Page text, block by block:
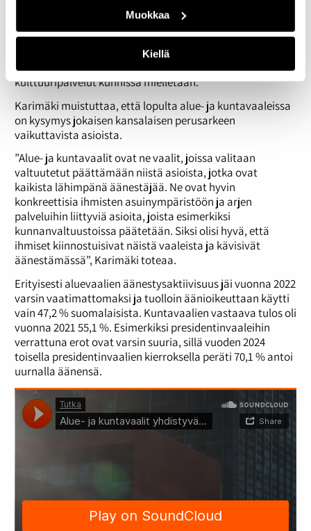
Muokkaa
Kiellä
”Ajattelisin, että nyt kun sosiaali- ja terveyspalveluihin
liittyvät kysymykset ovat aluevaalien aiheina,
kuntavaalikeskustelussa on enemmän tilaa käydä
kulttuuripoliittista keskustelua vähän laajemmin. Kuten
minkälaisena vetovoimatekijänä esimerkiksi
kulttuuripalvelut kunnissa mielletään.”
Karimäki muistuttaa, että lopulta alue- ja kuntavaaleissa
on kysymys jokaisen kansalaisen perusarkeen
vaikuttavista asioista.
”Alue- ja kuntavaalit ovat ne vaalit, joissa valitaan
valtuutetut päättämään niistä asioista, jotka ovat
kaikista lähimpänä äänestäjää. Ne ovat hyvin
konkreettisia ihmisten asuinympäristöön ja arjen
palveluihin liittyviä asioita, joista esimerkiksi
kunnanvaltuustoissa päätetään. Siksi olisi hyvä, että
ihmiset kiinnostuisivat näistä vaaleista ja kävisivät
äänestämässä”, Karimäki toteaa.
Erityisesti aluevaalien äänestysaktiivisuus jäi vuonna 2022
varsin vaatimattomaksi ja tuolloin äänioikeuttaan käytti
vain 47,2 % suomalaisista. Kuntavaalien vastaava tulos oli
vuonna 2021 55,1 %. Esimerkiksi presidentinvaaleihin
verrattuna erot ovat varsin suuria, sillä vuoden 2024
toisella presidentinvaalien kierroksella peräti 70,1 % antoi
uurnalla äänensä.